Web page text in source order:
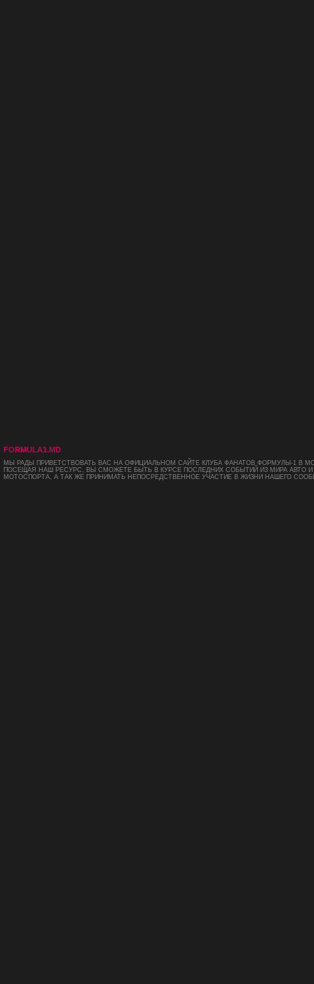
FORMULA1.MD
МЫ РАДЫ ПРИВЕТСТВОВАТЬ ВАС НА ОФИЦИАЛЬНОМ САЙТЕ КЛУБА ФАНАТОВ ФОРМУЛЫ-1 В
ПОСЕЩАЯ НАШ РЕСУРС, ВЫ СМОЖЕТЕ БЫТЬ В КУРСЕ ПОСЛЕДНИХ СОБЫТИЙ ИЗ МИРА АВТО И
МОТОСПОРТА, А ТАК ЖЕ ПРИНИМАТЬ НЕПОСРЕДСТВЕННОЕ УЧАСТИЕ В ЖИЗНИ НАШЕГО